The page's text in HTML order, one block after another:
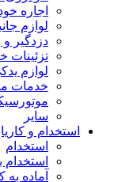
اجاره خودرو
لوازم جانبی
دزدگیر و
تزئینات خودرو
لوازم یدکی
خدمات ماشین
موتورسیکلت
سایر
استخدام و کاریابی
استخدام
استخدام
آماده به کار